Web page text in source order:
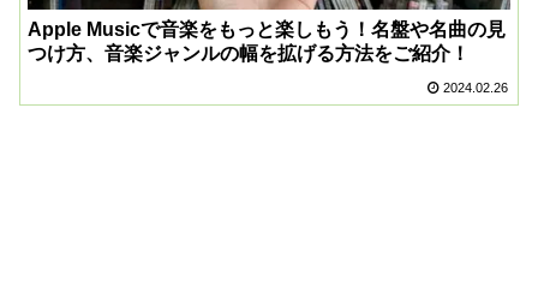
Apple Musicで音楽をもっと楽しもう！名盤や名曲の見
つけ方、音楽ジャンルの幅を拡げる方法をご紹介！
2024.02.26